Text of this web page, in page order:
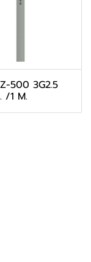
500 3G2.5
/1 M.